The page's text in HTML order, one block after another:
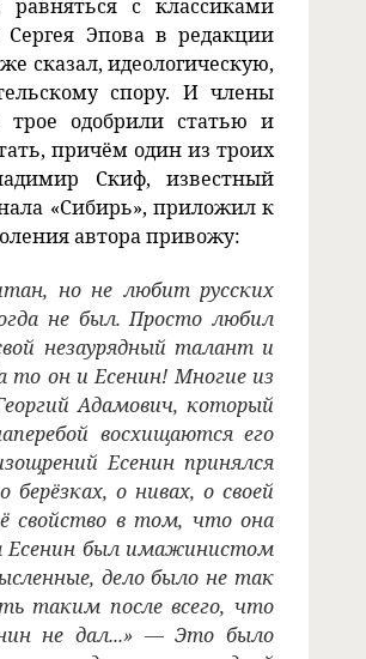
с классиками
Сергея Эпова в редакции
сказал, идеологическую,
спору. И члены
трое одобрили статью и
причём один из троих
Скиф, известный
«Сибирь», приложил к
автора привожу:
но не любит русских
не был. Просто любил
незаурядный талант и
то он и Есенин! Многие из
Адамович, который
восхищаются его
Есенин принялся
о нивах, о своей
свойство в том, что она
Есенин был имажинистом
дело было не так
таким после всего, что
не дал...» — Это было